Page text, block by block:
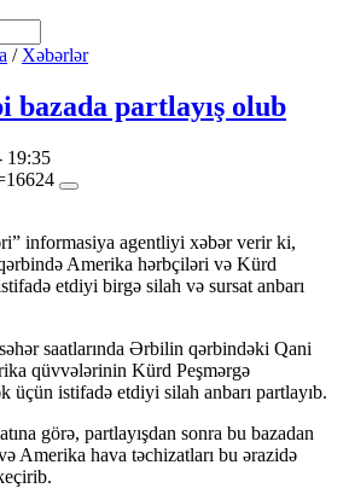
/ Xəbərlər
partlayış olub
19:35
informasiya agentliyi xəbər verir ki,
Amerika hərbçiləri və Kürd
etdiyi birgə silah və sursat anbarı
saatlarında Ərbilin qərbindəki Qani
qüvvələrinin Kürd Peşmərgə
üçün istifadə etdiyi silah anbarı partlayıb.
görə, partlayışdan sonra bu bazadan
Amerika hava təchizatları bu ərazidə